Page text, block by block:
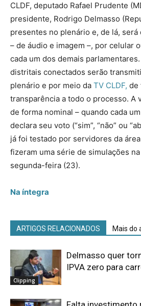
CLDF, deputado Rafael Prudente
presidente, Rodrigo Delmasso
presentes no plenário e, de lá,
– de áudio e imagem –, por celular
cada um dos demais
distritais conectados serão
plenário e por meio da TV CLDF, de
transparência a todo o processo. A
de forma nominal – quando cada
declara seu voto (“sim”, “não” ou
já foi testado por servidores da
fizeram uma série de simulações
segunda-feira (23).
Na íntegra
ARTIGOS RELACIONADOS Mais do
Clipping
Delmasso quer
IPVA zero para